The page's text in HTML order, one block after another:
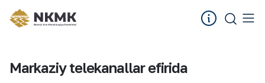
Markaziy telekanallar efirida